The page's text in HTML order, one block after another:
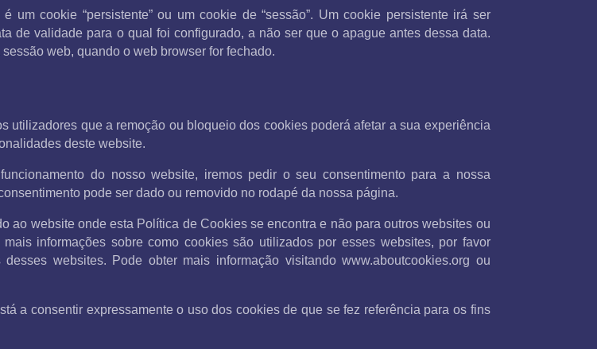
cookie “persistente” ou um cookie de “sessão”. Um cookie persistente irá ser
de validade para o qual foi configurado, a não ser que o apague antes dessa data.
web, quando o web browser for fechado.
utilizadores que a remoção ou bloqueio dos cookies poderá afetar a sua experiência
deste website.
do nosso website, iremos pedir o seu consentimento para a nossa
pode ser dado ou removido no rodapé da nossa página.
ao website onde esta Política de Cookies se encontra e não para outros websites ou
informações sobre como cookies são utilizados por esses websites, por favor
websites. Pode obter mais informação visitando www.aboutcookies.org ou
a consentir expressamente o uso dos cookies de que se fez referência para os fins